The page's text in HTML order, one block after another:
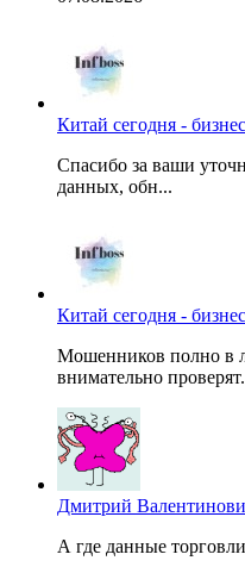
Китай сегодня -
Спасибо за ваши
данных, обн...
Китай сегодня -
Мошенников полно в
внимательно
Дмитрий
А где данные